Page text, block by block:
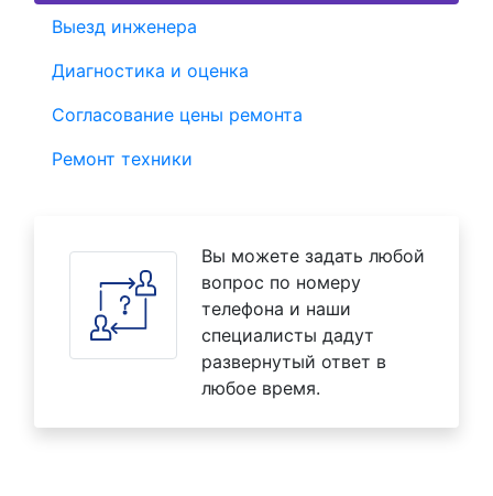
Выезд инженера
Диагностика и оценка
Согласование цены ремонта
Ремонт техники
Вы можете задать любой
вопрос по номеру
телефона и наши
специалисты дадут
развернутый ответ в
любое время.